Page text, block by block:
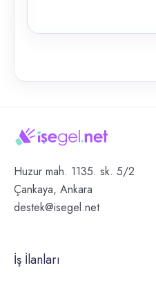
Huzur mah. 1135. sk. 5/2
Çankaya, Ankara
destek@isegel.net
İş İlanları